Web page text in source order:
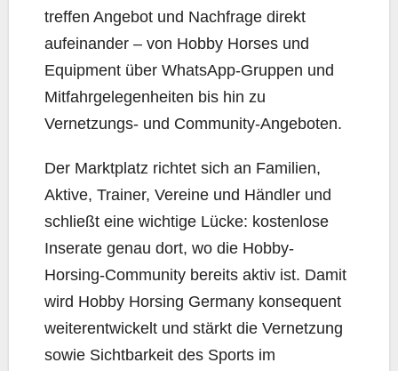
treffen Angebot und Nachfrage direkt
aufeinander – von Hobby Horses und
Equipment über WhatsApp-Gruppen und
Mitfahrgelegenheiten bis hin zu
Vernetzungs- und Community-Angeboten.
Der Marktplatz richtet sich an Familien,
Aktive, Trainer, Vereine und Händler und
schließt eine wichtige Lücke: kostenlose
Inserate genau dort, wo die Hobby-
Horsing-Community bereits aktiv ist. Damit
wird Hobby Horsing Germany konsequent
weiterentwickelt und stärkt die Vernetzung
sowie Sichtbarkeit des Sports im